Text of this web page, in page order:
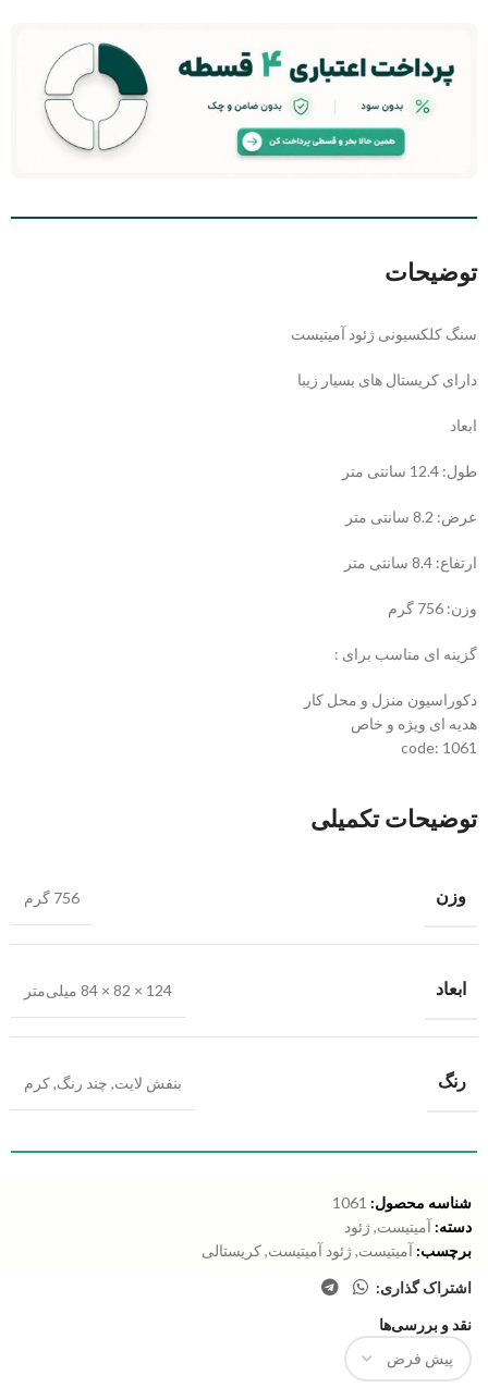
توضیحات
سنگ کلکسیونی ژئود آمیتیست
دارای کریستال های بسیار زیبا
ابعاد
طول: 12.4 سانتی متر
عرض: 8.2 سانتی متر
ارتفاع: 8.4 سانتی متر
وزن: 756 گرم
گزینه ای مناسب برای :
دکوراسیون منزل و محل کار
هدیه ای ویژه و خاص
code: 1061
توضیحات تکمیلی
وزن 756 گرم
ابعاد 124 × 82 × 84 میلی‌متر
رنگ بنفش لایت, چند رنگ,کرم
شناسه محصول: 1061
دسته: آمیتیست, ژئود
برچسب: آمیتیست, ژئود آمیتیست,کریستالی
اشتراک گذاری:
نقد و بررسی‌ها